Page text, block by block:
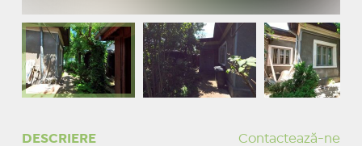
DESCRIERE Contactează-ne